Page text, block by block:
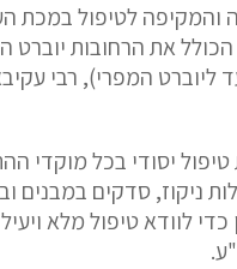
t
והמקיפה לטיפול במכת
את הרחובות
ליוברט המפרי), רבי
יסודי בכל מוקדי
ניקוז, סדקים במבנים
כדי לוודא טיפול מלא